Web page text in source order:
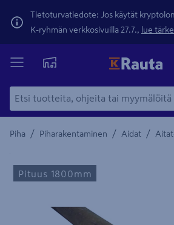
Tietoturvatiedote: Jos käytät
K-ryhmän verkkosivuilla 27.7., lue
Piha / Piharakentaminen / Aidat /
Yksityiskohtainen kuvaus löytyy
Pituus 1800mm